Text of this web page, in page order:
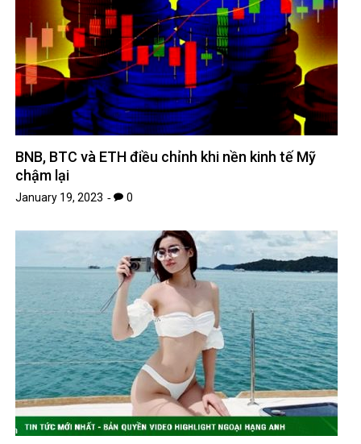
BNB, BTC và ETH điều chỉnh khi nền kinh tế Mỹ
chậm lại
January 19, 2023 0